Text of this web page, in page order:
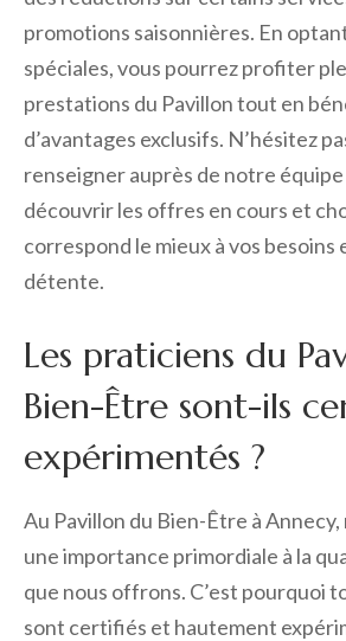
promotions saisonnières. En
spéciales, vous pourrez profiter
prestations du Pavillon tout en
d’avantages exclusifs. N’hésitez
renseigner auprès de notre
découvrir les offres en cours et
correspond le mieux à vos besoins
détente.
Les praticiens du
Bien-Être sont-ils
expérimentés ?
Au Pavillon du Bien-Être à
une importance primordiale à la
que nous offrons. C’est pourquoi
sont certifiés et hautement